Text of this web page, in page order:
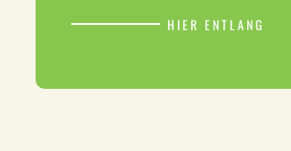
HIER ENTLANG